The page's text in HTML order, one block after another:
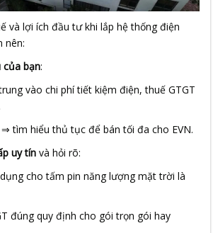
và lợi ích đầu tư khi lắp hệ thống điện
nên:
của bạn:
vào chi phí tiết kiệm điện, thuế GTGT
tìm hiểu thủ tục để bán tối đa cho EVN.
uy tín và hỏi rõ:
cho tấm pin năng lượng mặt trời là
đúng quy định cho gói trọn gói hay